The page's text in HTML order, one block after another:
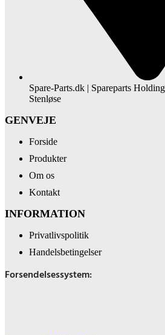
Spare-Parts.dk | Spareparts
Stenløse
GENVEJE
Forside
Produkter
Om os
Kontakt
INFORMATION
Privatlivspolitik
Handelsbetingelser
Forsendelsessystem: